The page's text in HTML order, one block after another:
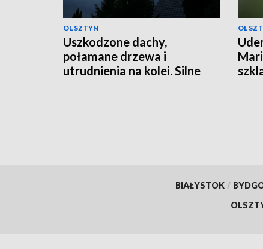
OLSZTYN
Uszkodzone dachy,
połamane drzewa i
utrudnienia na kolei. Silne
BIAŁYSTOK /